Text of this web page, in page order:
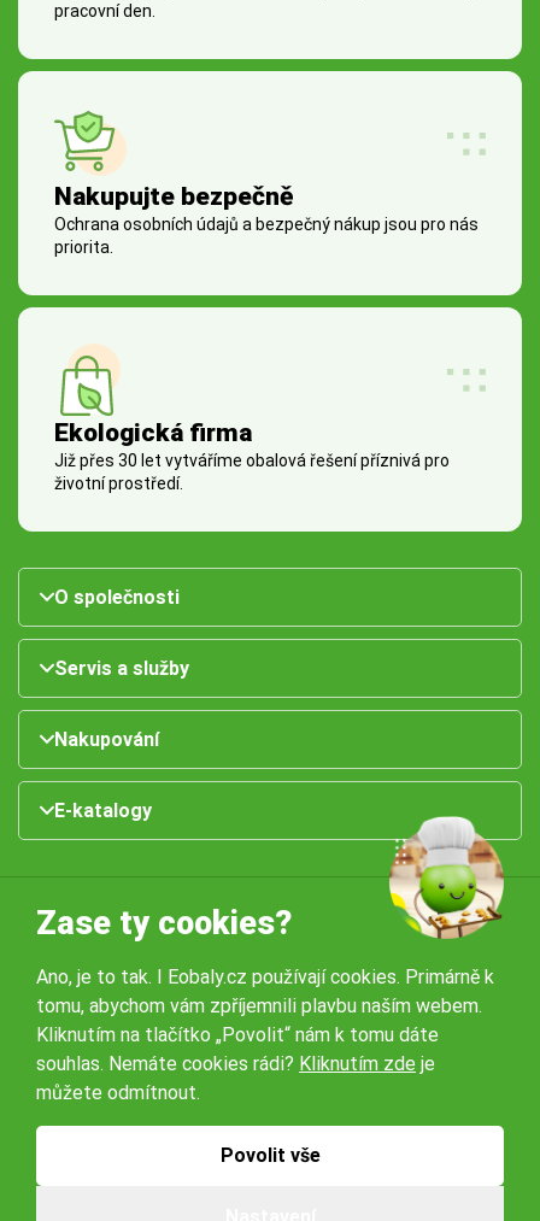
pracovní den.
Nakupujte bezpečně
Ochrana osobních údajů a bezpečný nákup jsou pro nás
priorita.
Ekologická firma
Již přes 30 let vytváříme obalová řešení příznivá pro
životní prostředí.
O společnosti
Servis a služby
Nakupování
E-katalogy
Naše pobočky:
Obchodní podmínky
Zase ty cookies?
Ano, je to tak. I Eobaly.cz používají cookies. Primárně k
tomu, abychom vám zpříjemnili plavbu naším webem.
Kliknutím na tlačítko „Povolit“ nám k tomu dáte
souhlas. Nemáte cookies rádi? Kliknutím zde je
můžete odmítnout.
Povolit vše